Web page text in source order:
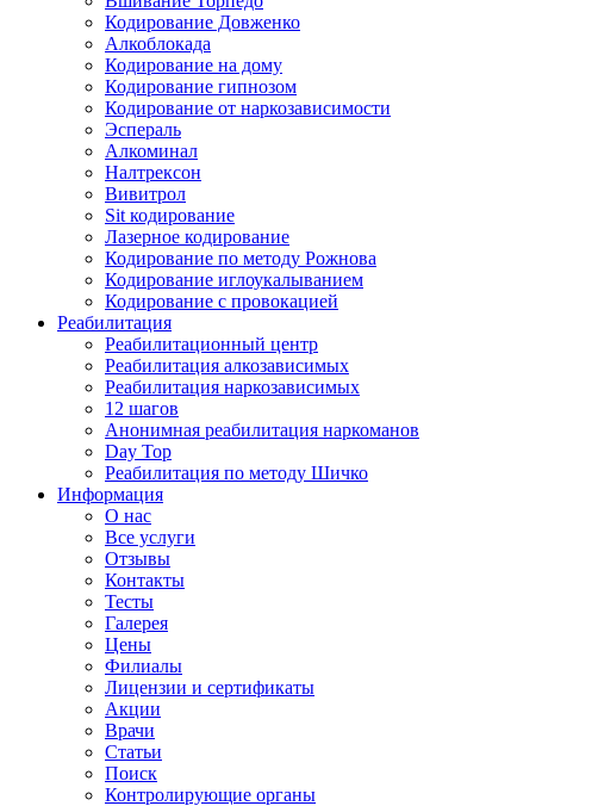
Кодирование Довженко
Алкоблокада
Кодирование на дому
Кодирование гипнозом
Кодирование от наркозависимости
Эспераль
Алкоминал
Налтрексон
Вивитрол
Sit кодирование
Лазерное кодирование
Кодирование по методу Рожнова
Кодирование иглоукалыванием
Кодирование с провокацией
Реабилитация
Реабилитационный центр
Реабилитация алкозависимых
Реабилитация наркозависимых
12 шагов
Анонимная реабилитация наркоманов
Day Top
Реабилитация по методу Шичко
Информация
О нас
Все услуги
Отзывы
Контакты
Тесты
Галерея
Цены
Филиалы
Лицензии и сертификаты
Акции
Врачи
Статьи
Поиск
Контролирующие органы